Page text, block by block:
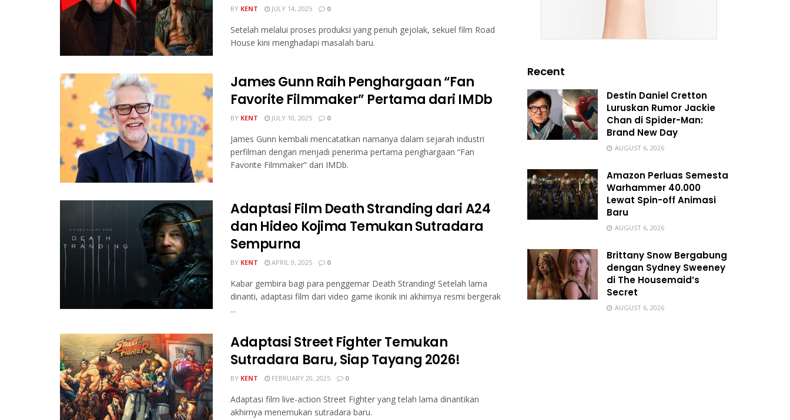
BY KENT JULY 14, 2025 0
Setelah melalui proses produksi yang penuh gejolak, sekuel film Road
House kini menghadapi masalah baru.
James Gunn Raih Penghargaan “Fan
Favorite Filmmaker” Pertama dari IMDb
BY KENT JULY 10, 2025 0
James Gunn kembali mencatatkan namanya dalam sejarah industri
perfilman dengan menjadi penerima pertama penghargaan “Fan
Favorite Filmmaker” dari IMDb.
Adaptasi Film Death Stranding dari A24
dan Hideo Kojima Temukan Sutradara
Sempurna
BY KENT APRIL 9, 2025 0
Kabar gembira bagi para penggemar Death Stranding! Setelah lama
dinanti, adaptasi film dari video game ikonik ini akhirnya resmi bergerak
...
Adaptasi Street Fighter Temukan
Sutradara Baru, Siap Tayang 2026!
BY KENT FEBRUARY 20, 2025 0
Adaptasi film live-action Street Fighter yang telah lama dinantikan
akhirnya menemukan sutradara baru.
Recent
Destin Daniel Cretton
Luruskan Rumor Jackie
Chan di Spider-Man:
Brand New Day
AUGUST 6, 2026
Amazon Perluas Semesta
Warhammer 40.000
Lewat Spin-off Animasi
Baru
AUGUST 6, 2026
Brittany Snow Bergabung
dengan Sydney Sweeney
di The Housemaid’s
Secret
AUGUST 6, 2026